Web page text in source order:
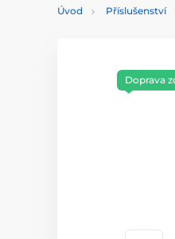
Úvod Příslušenství
Doprava